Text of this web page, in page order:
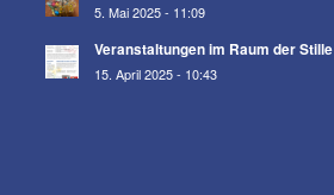
5. Mai 2025 - 11:09
Veranstaltungen im Raum der Stille
15. April 2025 - 10:43